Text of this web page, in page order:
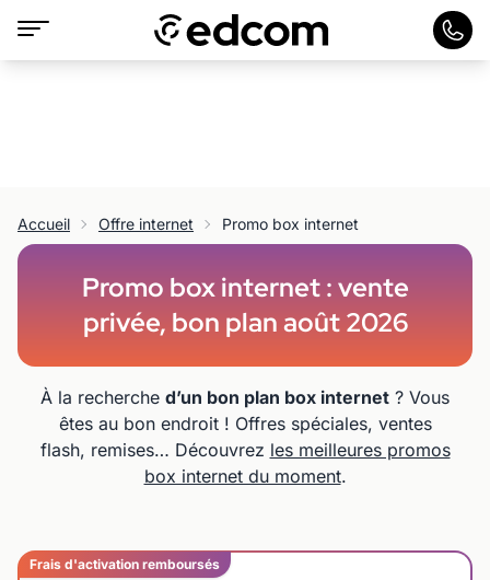
Accueil Offre internet Promo box internet
Promo box internet : vente
privée, bon plan août 2026
À la recherche d’un bon plan box internet ? Vous
êtes au bon endroit ! Offres spéciales, ventes
flash, remises… Découvrez les meilleures promos
box internet du moment.
Frais d'activation remboursés